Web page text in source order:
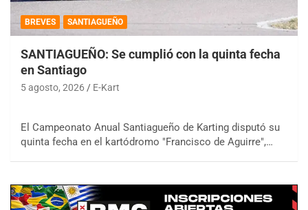
BREVES SANTIAGUEÑO
SANTIAGUEÑO: Se cumplió con la quinta fecha
en Santiago
5 agosto, 2026 E-Kart
El Campeonato Anual Santiagueño de Karting disputó su
quinta fecha en el kartódromo "Francisco de Aguirre",…